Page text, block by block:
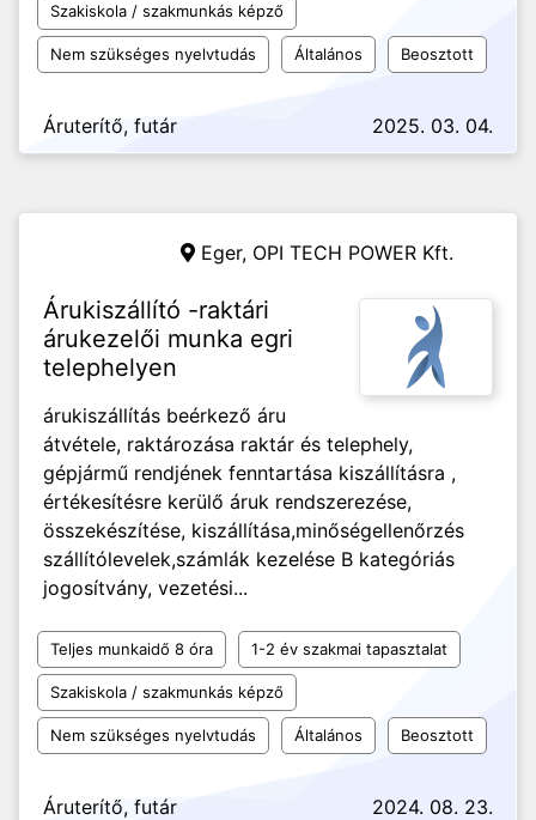
Szakiskola / szakmunkás képző
Nem szükséges nyelvtudás Általános Beosztott
Áruterítő, futár 2025. 03. 04.
Eger, OPI TECH POWER Kft.
Árukiszállító -raktári
árukezelői munka egri
telephelyen
árukiszállítás beérkező áru
átvétele, raktározása raktár és telephely,
gépjármű rendjének fenntartása kiszállításra ,
értékesítésre kerülő áruk rendszerezése,
összekészítése, kiszállítása,minőségellenőrzés
szállítólevelek,számlák kezelése B kategóriás
jogosítvány, vezetési...
Teljes munkaidő 8 óra 1-2 év szakmai tapasztalat
Szakiskola / szakmunkás képző
Nem szükséges nyelvtudás Általános Beosztott
Áruterítő, futár 2024. 08. 23.